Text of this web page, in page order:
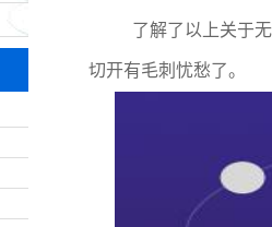
了解了以上关于无
切开有毛刺忧愁了。